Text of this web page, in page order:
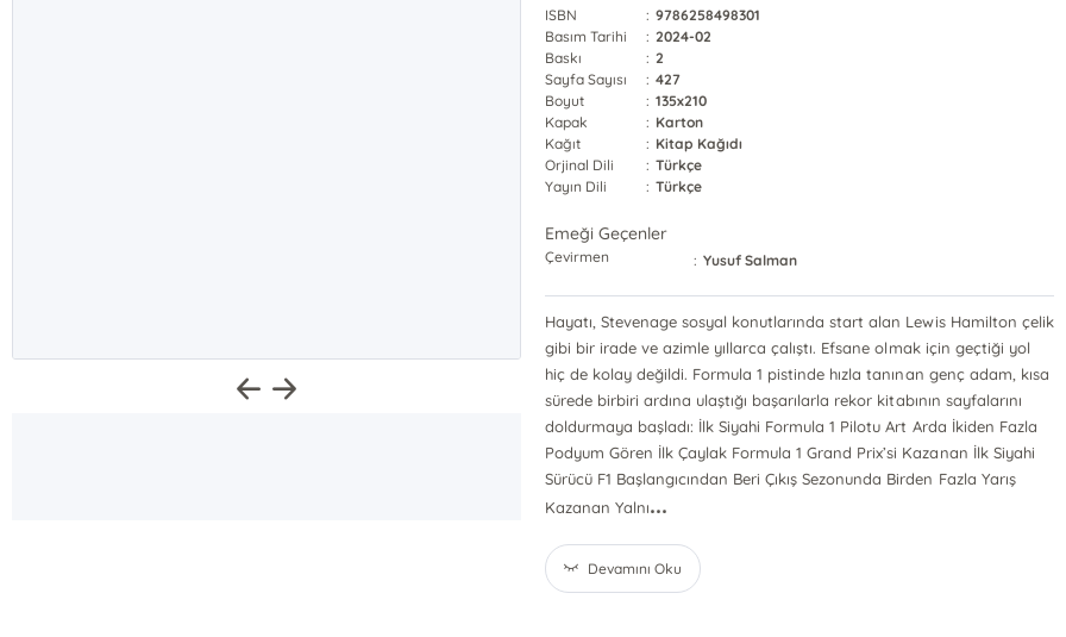
ISBN : 9786258498301
Basım Tarihi
: 2024-02
Baskı
: 2
Sayfa Sayısı
: 427
Boyut
: 135x210
Kapak
: Karton
Kağıt
: Kitap Kağıdı
Orjinal Dili
: Türkçe
Yayın Dili
: Türkçe
Emeği Geçenler
Çevirmen : Yusuf Salman
Hayatı, Stevenage sosyal konutlarında start alan Lewis Hamilton çelik
gibi bir irade ve azimle yıllarca çalıştı. Efsane olmak için geçtiği yol
hiç de kolay değildi. Formula 1 pistinde hızla tanınan genç adam, kısa
sürede birbiri ardına ulaştığı başarılarla rekor kitabının sayfalarını
doldurmaya başladı: İlk Siyahi Formula 1 Pilotu Art Arda İkiden Fazla
Podyum Gören İlk Çaylak Formula 1 Grand Prix’si Kazanan İlk Siyahi
Sürücü F1 Başlangıcından Beri Çıkış Sezonunda Birden Fazla Yarış
Kazanan Yalnı...
Devamını Oku